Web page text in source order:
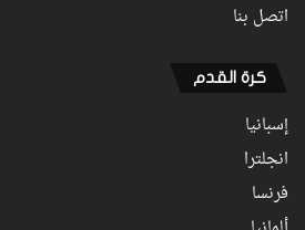
اتصل بنا
كرة القدم
إسبانيا
انجلترا
فرنسا